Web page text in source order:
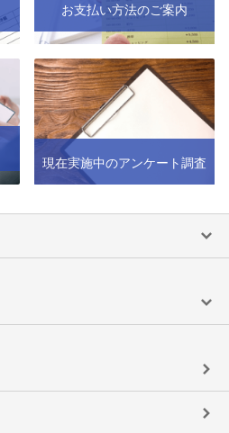
お支払い方法のご案内
現在実施中のアンケート調査